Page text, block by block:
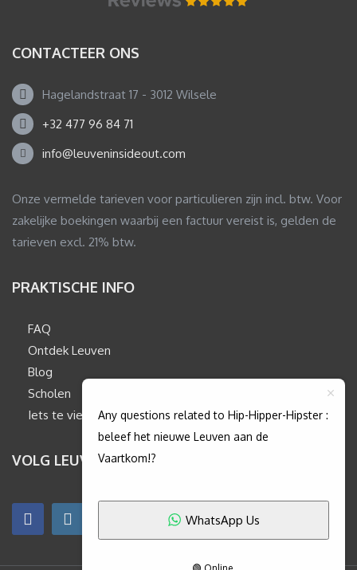
CONTACTEER ONS
Hagelandstraat 17 - 3012 Wilsele
+32 477 96 84 71
info@leuveninsideout.com
Onze vermelde tarieven voor particulieren zijn incl. btw. Voor
zakelijke boekingen waarbij een factuur vereist is, gelden de
tarieven excl. 21% btw.
PRAKTISCHE INFO
FAQ
Ontdek Leuven
Blog
Scholen
Iets te vieren?
VOLG LEUVENINSIDEOUT
Any questions related to Hip-Hipper-Hipster :
beleef het nieuwe Leuven aan de
Vaartkom!?
WhatsApp Us